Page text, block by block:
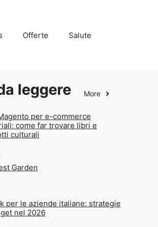
Offerte Salute
leggere More
per e-commerce
come far trovare libri e
culturali
Garden
per le aziende italiane: strategie
nel 2026